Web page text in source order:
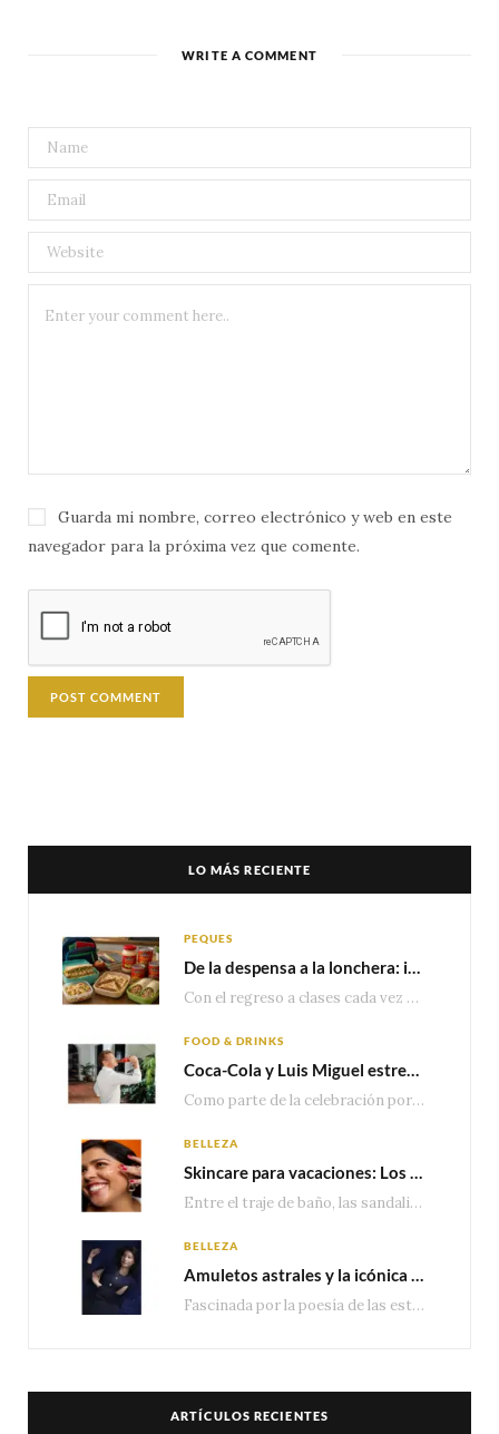
WRITE A COMMENT
Guarda mi nombre, correo electrónico y web en este
navegador para la próxima vez que comente.
LO MÁS RECIENTE
PEQUES
De la despensa a la lonchera: ideas rápidas para el regreso a clases
Con el regreso a clases cada vez más cerca, las familias comienzan a reorganizar horarios,…
FOOD & DRINKS
Coca-Cola y Luis Miguel estrenan el comercial que celebra 100 años de historia junto a México
Como parte de la celebración por sus primeros 100 años enMéxico, Coca-Cola presenta hoy el…
BELLEZA
Skincare para vacaciones: Los do’s and dont’s para cuidar tu piel
Entre el traje de baño, las sandalias, los lentes de sol y los looks que…
BELLEZA
Amuletos astrales y la icónica colección Zodiaque de Van Cleef & Arpels
Fascinada por la poesía de las estrellas, la Maison Van Cleef & Arpels celebra la llegada de las…
ARTÍCULOS RECIENTES